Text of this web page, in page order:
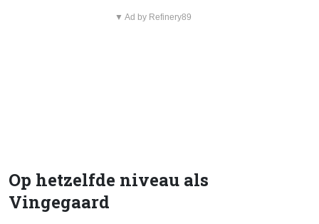
▼ Ad by Refinery89
Op hetzelfde niveau als
Vingegaard